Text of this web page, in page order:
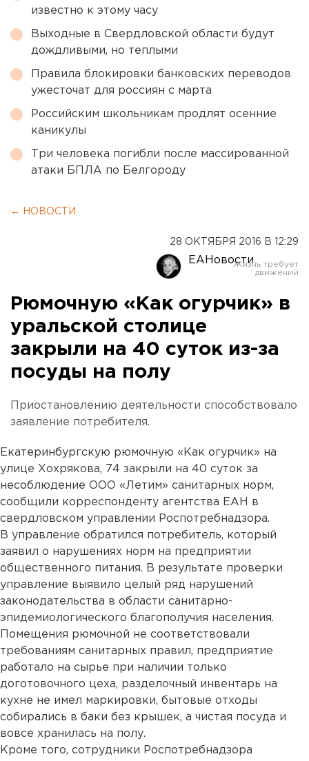
известно к этому часу
Выходные в Свердловской области будут
дождливыми, но теплыми
Правила блокировки банковских переводов
ужесточат для россиян с марта
Российским школьникам продлят осенние
каникулы
Три человека погибли после массированной
атаки БПЛА по Белгороду
← НОВОСТИ
28 ОКТЯБРЯ 2016 В 12:29
ЕАНовости
Рюмочную «Как огурчик» в
уральской столице
закрыли на 40 суток из-за
посуды на полу
Приостановлению деятельности способствовало
заявление потребителя.
Екатеринбургскую рюмочную «Как огурчик» на
улице Хохрякова, 74 закрыли на 40 суток за
несоблюдение ООО «Летим» санитарных норм,
сообщили корреспонденту агентства ЕАН в
свердловском управлении Роспотребнадзора.
В управление обратился потребитель, который
заявил о нарушениях норм на предприятии
общественного питания. В результате проверки
управление выявило целый ряд нарушений
законодательства в области санитарно-
эпидемиологического благополучия населения.
Помещения рюмочной не соответствовали
требованиям санитарных правил, предприятие
работало на сырье при наличии только
доготовочного цеха, разделочный инвентарь на
кухне не имел маркировки, бытовые отходы
собирались в баки без крышек, а чистая посуда и
вовсе хранилась на полу.
Кроме того, сотрудники Роспотребнадзора